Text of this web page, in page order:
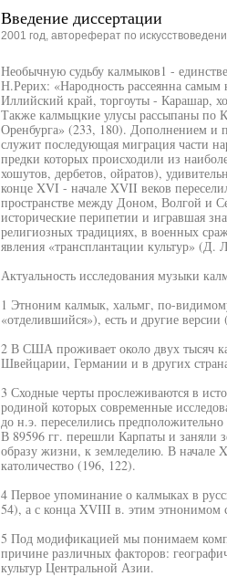
Введение диссертации
2001 год, автореферат по
Необычную судьбу калмыков1 -
Н.Рерих: «Народность рассеянна
Иллийский край, торгоуты - Карашар,
Также калмыцкие улусы рассыпаны по
Оренбурга» (233, 180). Дополнением и
служит последующая миграция части
предки которых происходили из
хошутов, дербетов, ойратов),
конце XVI - начале XVII веков
пространстве между Доном, Волгой и
исторические перипетии и игравшая
религиозных традициях, в военных
явления «трансплантации культур»
Актуальность исследования музыки
1 Этноним калмык, хальмг, по-
«отделившийся»), есть и другие версии
2 В США проживает около двух тысяч
Швейцарии, Германии и в других
3 Сходные черты прослеживаются в
родиной которых современные
до н.э. переселились
В 89596 гг. перешли Карпаты и заняли
образу жизни, к земледелию. В начале
католичество (196, 122).
4 Первое упоминание о калмыках в
54), а с конца XVIII в. этим этнонимом
5 Под модификацией мы понимаем
причине различных факторов:
культур Центральной Азии.